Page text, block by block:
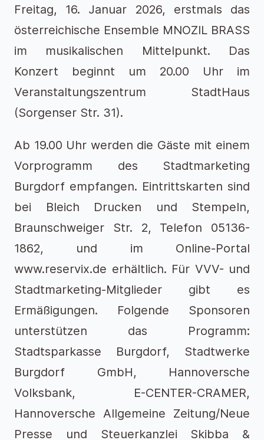
Freitag, 16. Januar 2026, erstmals das
österreichische Ensemble MNOZIL BRASS
im musikalischen Mittelpunkt. Das
Konzert beginnt um 20.00 Uhr im
Veranstaltungszentrum StadtHaus
(Sorgenser Str. 31).
Ab 19.00 Uhr werden die Gäste mit einem
Vorprogramm des Stadtmarketing
Burgdorf empfangen. Eintrittskarten sind
bei Bleich Drucken und Stempeln,
Braunschweiger Str. 2, Telefon 05136-
1862, und im Online-Portal
www.reservix.de erhältlich. Für VVV- und
Stadtmarketing-Mitglieder gibt es
Ermäßigungen. Folgende Sponsoren
unterstützen das Programm:
Stadtsparkasse Burgdorf, Stadtwerke
Burgdorf GmbH, Hannoversche
Volksbank, E-CENTER-CRAMER,
Hannoversche Allgemeine Zeitung/Neue
Presse und Steuerkanzlei Skibba &